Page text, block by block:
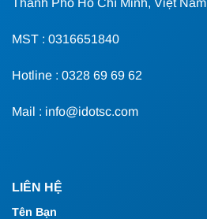
Thành Phố Hồ Chí Minh, Việt Nam
MST : 0316651840
Hotline : 0328 69 69 62
Mail : info@idotsc.com
LIÊN HỆ
Tên Bạn